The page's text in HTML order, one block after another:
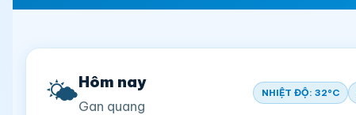
🌤️Hôm nay
Gan quang
NHIỆT ĐỘ: 32°C